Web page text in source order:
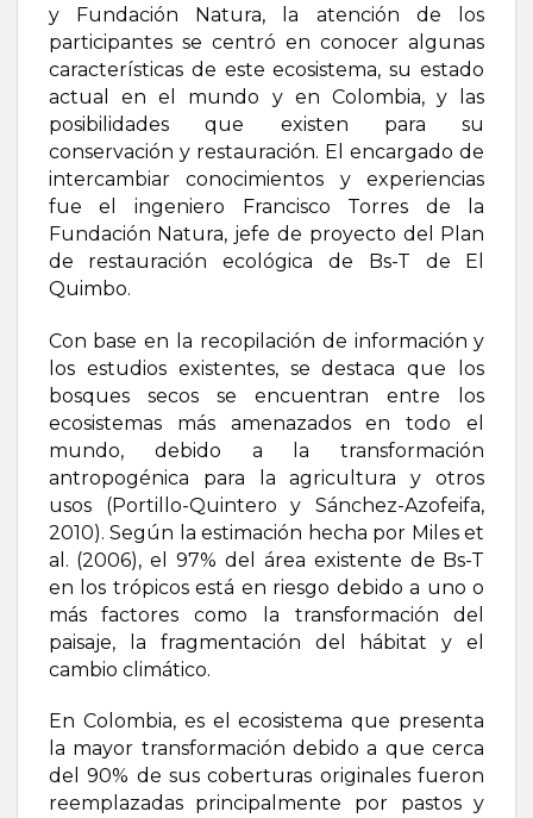
y Fundación Natura, la atención de los
participantes se centró en conocer algunas
características de este ecosistema, su estado
actual en el mundo y en Colombia, y las
posibilidades que existen para su
conservación y restauración. El encargado de
intercambiar conocimientos y experiencias
fue el ingeniero Francisco Torres de la
Fundación Natura, jefe de proyecto del Plan
de restauración ecológica de Bs-T de El
Quimbo.
Con base en la recopilación de información y
los estudios existentes, se destaca que los
bosques secos se encuentran entre los
ecosistemas más amenazados en todo el
mundo, debido a la transformación
antropogénica para la agricultura y otros
usos (Portillo-Quintero y Sánchez-Azofeifa,
2010). Según la estimación hecha por Miles et
al. (2006), el 97% del área existente de Bs-T
en los trópicos está en riesgo debido a uno o
más factores como la transformación del
paisaje, la fragmentación del hábitat y el
cambio climático.
En Colombia, es el ecosistema que presenta
la mayor transformación debido a que cerca
del 90% de sus coberturas originales fueron
reemplazadas principalmente por pastos y